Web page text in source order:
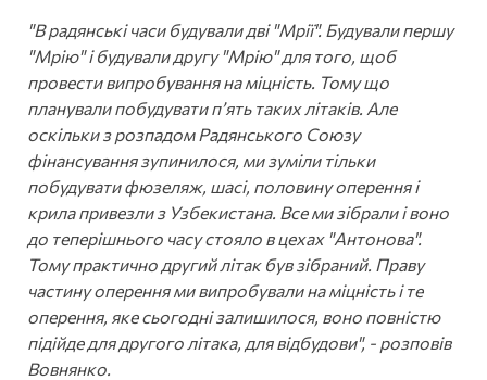
"В радянські часи будували дві "Мрії". Будували першу
"Мрію" і будували другу "Мрію" для того, щоб
провести випробування на міцність. Тому що
планували побудувати п’ять таких літаків. Але
оскільки з розпадом Радянського Cоюзу
фінансування зупинилося, ми зуміли тільки
побудувати фюзеляж, шасі, половину оперення і
крила привезли з Узбекистана. Все ми зібрали і воно
до теперішнього часу стояло в цехах "Антонова".
Тому практично другий літак був зібраний. Праву
частину оперення ми випробували на міцність і те
оперення, яке сьогодні залишилося, воно повністю
підійде для другого літака, для відбудови", - розповів
Вовнянко.